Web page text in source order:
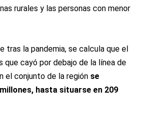
rurales y las personas con menor
tras la pandemia, se calcula que el
que cayó por debajo de la línea de
el conjunto de la región se
hasta situarse en 209